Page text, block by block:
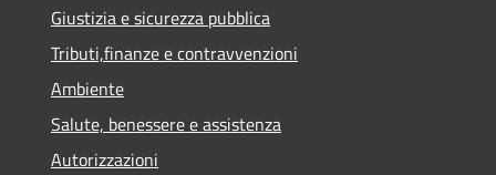
Giustizia e sicurezza pubblica
Tributi,finanze e contravvenzioni
Ambiente
Salute, benessere e assistenza
Autorizzazioni